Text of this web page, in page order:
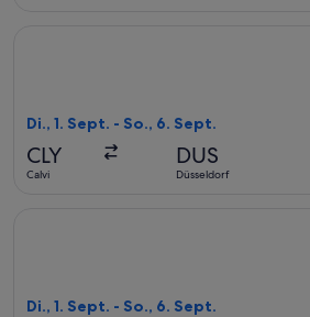
Di., 1. Sept. - So., 6. Sept.
CLY
Calvi
DUS
Düsseldorf
Di., 1. Sept. - So., 6. Sept.